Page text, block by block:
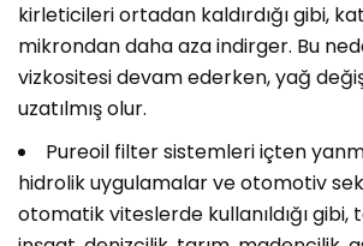
kirleticileri ortadan kaldırdığı gibi,
mikrondan daha aza indirger. Bu
vizkositesi devam ederken, yağ
uzatılmış olur.
Pureoil filter sistemleri içten
hidrolik uygulamalar ve otomotiv
otomatik viteslerde kullanıldığı gibi,